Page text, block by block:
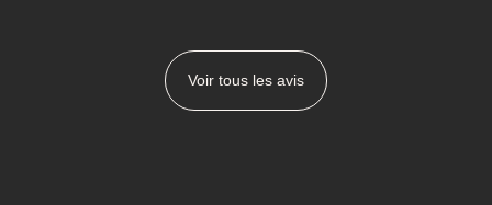
Voir tous les avis